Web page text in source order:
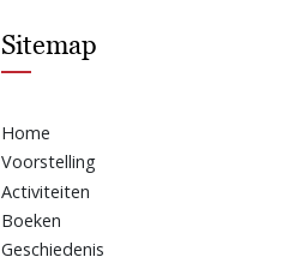
Sitemap
Home
Voorstelling
Activiteiten
Boeken
Geschiedenis